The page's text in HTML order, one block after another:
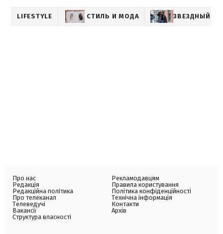
LIFESTYLE СТИЛЬ И МОДА ЗВЕЗДНЫЙ
Про нас
Редакція
Редакційна політика
Про телеканал
Телеведучі
Вакансії
Структура власності
Рекламодавцям
Правила користування
Політика конфіденційності
Технічна інформація
Контакти
Архів